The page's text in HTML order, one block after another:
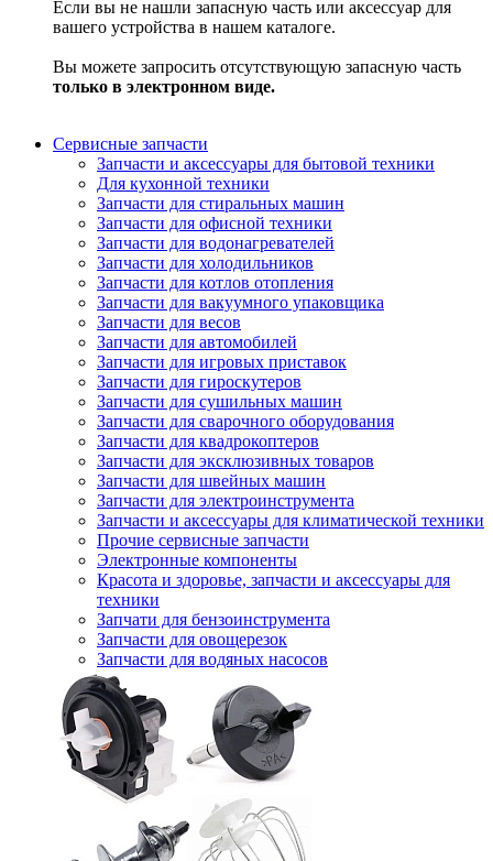
Если вы не нашли запасную часть или аксессуар для
вашего устройства в нашем каталоге.
Вы можете запросить отсутствующую запасную часть
только в электронном виде.
Сервисные запчасти
Запчасти и аксессуары для бытовой техники
Для кухонной техники
Запчасти для стиральных машин
Запчасти для офисной техники
Запчасти для водонагревателей
Запчасти для холодильников
Запчасти для котлов отопления
Запчасти для вакуумного упаковщика
Запчасти для весов
Запчасти для автомобилей
Запчасти для игровых приставок
Запчасти для гироскутеров
Запчасти для сушильных машин
Запчасти для сварочного оборудования
Запчасти для квадрокоптеров
Запчасти для эксклюзивных товаров
Запчасти для швейных машин
Запчасти для электроинструмента
Запчасти и аксессуары для климатической техники
Прочие сервисные запчасти
Электронные компоненты
Красота и здоровье, запчасти и аксессуары для
техники
Запчати для бензоинструмента
Запчасти для овощерезок
Запчасти для водяных насосов